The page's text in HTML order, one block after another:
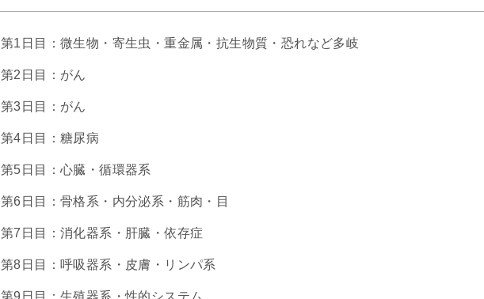
第1日目：微生物・寄生虫・重金属・抗生物質・恐れなど多岐
第2日目：がん
第3日目：がん
第4日目：糖尿病
第5日目：心臓・循環器系
第6日目：骨格系・内分泌系・筋肉・目
第7日目：消化器系・肝臓・依存症
第8日目：呼吸器系・皮膚・リンパ系
第9日目：生殖器系・性的システム